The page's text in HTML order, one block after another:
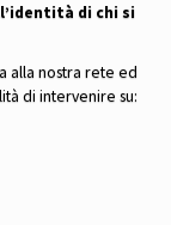
di chi si
alla nostra rete ed
di intervenire su: